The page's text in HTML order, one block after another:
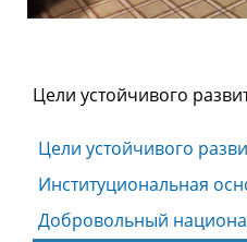
Цели устойчивого
Цели устойчивого
Институциональная
Добровольный